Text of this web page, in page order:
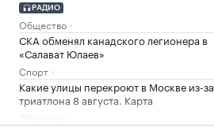
РАДИО
Общество
СКА обменял канадского легионера в
«Салават Юлаев»
Спорт
Какие улицы перекроют в Москве из-за
триатлона 8 августа. Карта
Общество